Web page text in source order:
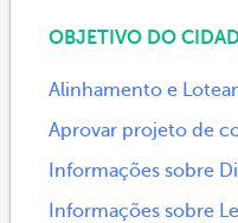
OBJETIVO DO
Alinhamento e
Aprovar projeto de
Informações sobre
Informações sobre